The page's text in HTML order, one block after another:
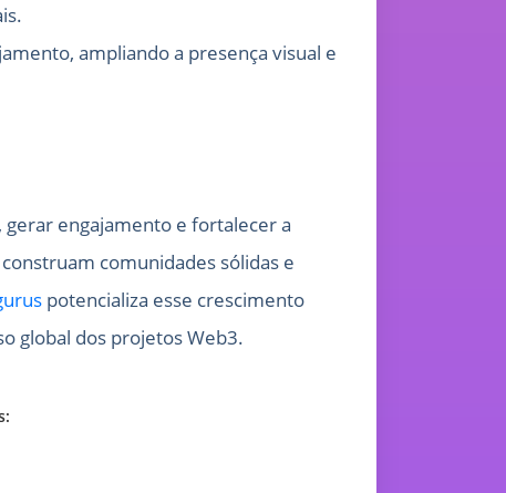
ampliando a presença visual e
engajamento e fortalecer a
comunidades sólidas e
potencializa esse crescimento
global dos projetos Web3.